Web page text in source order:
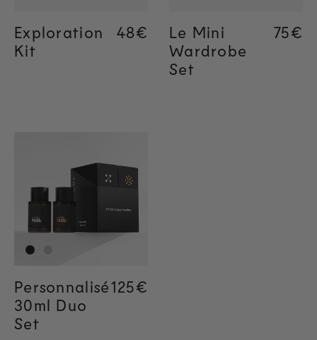
Exploration
Kit
Regular price
48€
Regular price
48€
Le Mini
Wardrobe
Set
75€
Personnalisé
30ml Duo
Set
Regular price
125€